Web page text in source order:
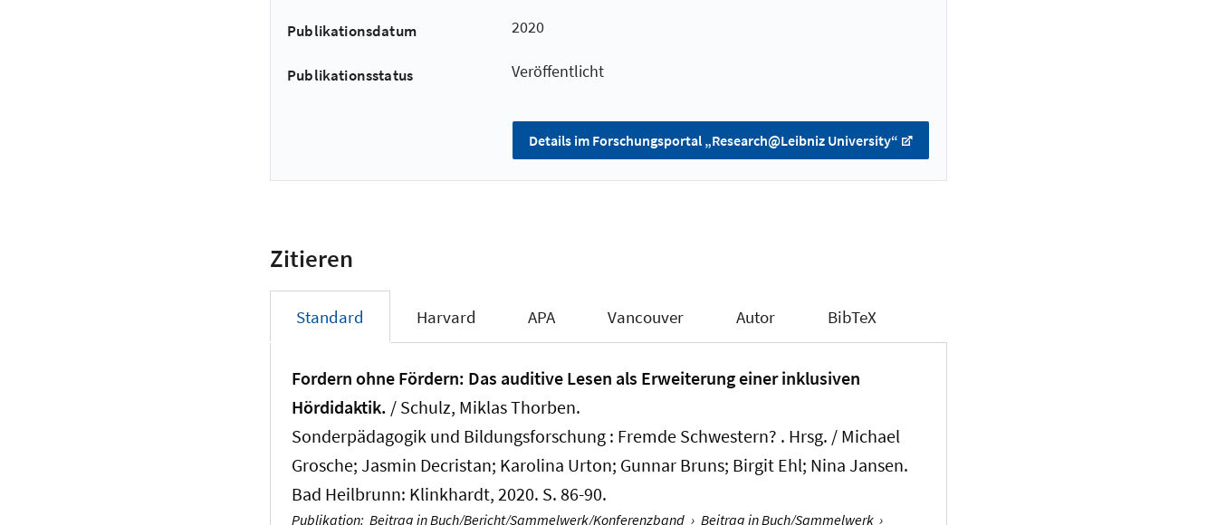
Publikationsdatum 2020
Publikationsstatus Veröffentlicht
Details im Forschungsportal „Research@Leibniz University“
Zitieren
Standard Harvard APA Vancouver Autor BibTeX
Fordern ohne Fördern: Das auditive Lesen als Erweiterung einer inklusiven
Hördidaktik. / Schulz, Miklas Thorben.
Sonderpädagogik und Bildungsforschung : Fremde Schwestern? . Hrsg. / Michael
Grosche; Jasmin Decristan; Karolina Urton; Gunnar Bruns; Birgit Ehl; Nina Jansen.
Bad Heilbrunn: Klinkhardt, 2020. S. 86-90.
Publikation: Beitrag in Buch/Bericht/Sammelwerk/Konferenzband › Beitrag in Buch/Sammelwerk ›